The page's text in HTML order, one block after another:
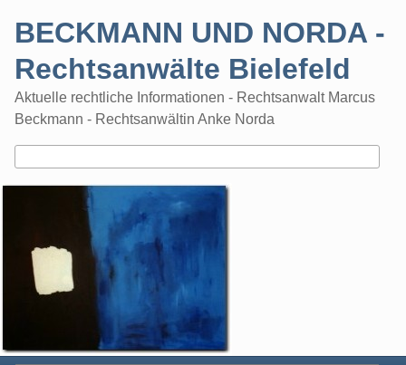
BECKMANN UND NORDA -
Rechtsanwälte Bielefeld
Aktuelle rechtliche Informationen - Rechtsanwalt Marcus
Beckmann - Rechtsanwältin Anke Norda